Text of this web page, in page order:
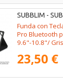
SUBBLIM -
Funda con
Pro Bluetooth
9.6"-10.8"/ Gris
23,50 €